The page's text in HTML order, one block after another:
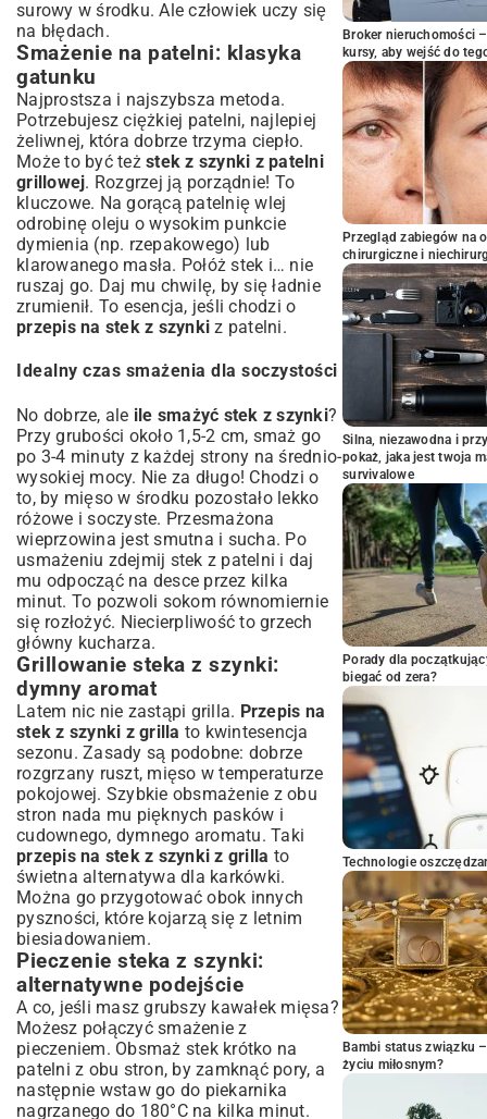
surowy w środku. Ale człowiek uczy się
na błędach.
Smażenie na patelni: klasyka
gatunku
Najprostsza i najszybsza metoda.
Potrzebujesz ciężkiej patelni, najlepiej
żeliwnej, która dobrze trzyma ciepło.
Może to być też stek z szynki z patelni
grillowej. Rozgrzej ją porządnie! To
kluczowe. Na gorącą patelnię wlej
odrobinę oleju o wysokim punkcie
dymienia (np. rzepakowego) lub
klarowanego masła. Połóż stek i… nie
ruszaj go. Daj mu chwilę, by się ładnie
zrumienił. To esencja, jeśli chodzi o
przepis na stek z szynki z patelni.
Idealny czas smażenia dla soczystości
No dobrze, ale ile smażyć stek z szynki?
Przy grubości około 1,5-2 cm, smaż go
po 3-4 minuty z każdej strony na średnio-
wysokiej mocy. Nie za długo! Chodzi o
to, by mięso w środku pozostało lekko
różowe i soczyste. Przesmażona
wieprzowina jest smutna i sucha. Po
usmażeniu zdejmij stek z patelni i daj
mu odpocząć na desce przez kilka
minut. To pozwoli sokom równomiernie
się rozłożyć. Niecierpliwość to grzech
główny kucharza.
Grillowanie steka z szynki:
dymny aromat
Latem nic nie zastąpi grilla. Przepis na
stek z szynki z grilla to kwintesencja
sezonu. Zasady są podobne: dobrze
rozgrzany ruszt, mięso w temperaturze
pokojowej. Szybkie obsmażenie z obu
stron nada mu pięknych pasków i
cudownego, dymnego aromatu. Taki
przepis na stek z szynki z grilla to
świetna alternatywa dla karkówki.
Można go przygotować obok innych
pyszności, które kojarzą się z letnim
biesiadowaniem.
Pieczenie steka z szynki:
alternatywne podejście
A co, jeśli masz grubszy kawałek mięsa?
Możesz połączyć smażenie z
pieczeniem. Obsmaż stek krótko na
patelni z obu stron, by zamknąć pory, a
następnie wstaw go do piekarnika
nagrzanego do 180°C na kilka minut.
Broker nieruchomości
kursy, aby wejść do
Przegląd zabiegów na
chirurgiczne i
Silna, niezawodna i
pokaż, jaka jest twoja
survivalowe
Porady dla
biegać od zera?
Technologie
Bambi status związku
życiu miłosnym?